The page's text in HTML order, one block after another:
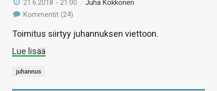
21.6.2018 - 21:00 /Juha Kokkonen
Kommentit (24)
Toimitus siirtyy juhannuksen viettoon.
Lue lisää
juhannus